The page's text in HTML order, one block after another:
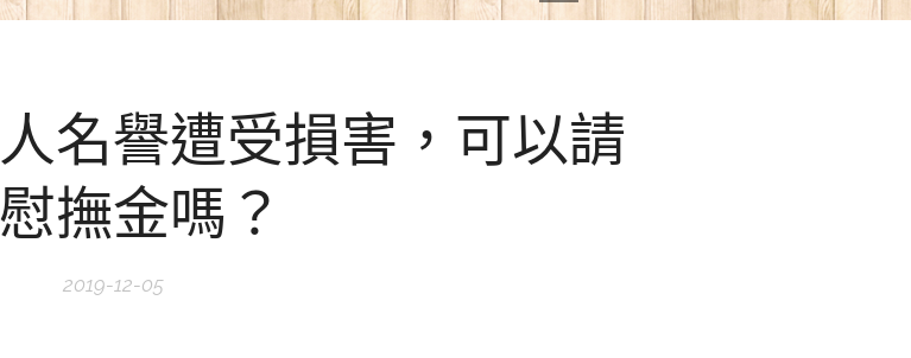
名譽遭受損害，可以請
撫金嗎？
2019-12-05